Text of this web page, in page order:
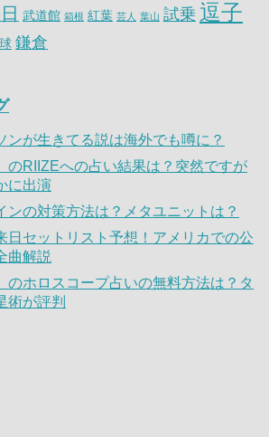
武道館 箱根 紅葉 芸人 葉山 試乗 逗子
鎌倉
ンが生きてる説は海外でも噂に？
のRIIZEへの占い結果は？突然ですが
に出演
ンの対策方法は？メタユニットは？
日セットリスト予想！アメリカでの公
曲解説
のホロスコープ占いの無料方法は？タ
術が評判